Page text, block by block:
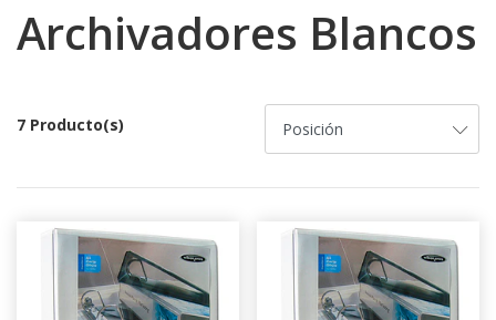
Archivadores Blancos
7 Producto(s)